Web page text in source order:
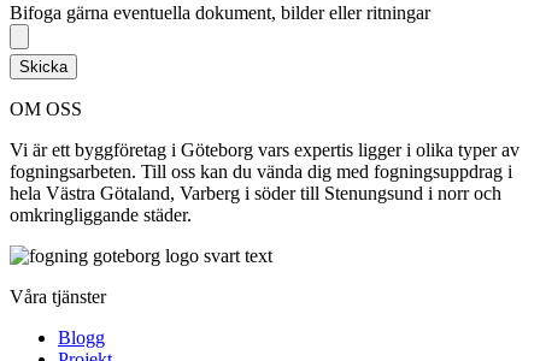
Bifoga gärna eventuella dokument, bilder eller ritningar
Skicka
OM OSS
Vi är ett byggföretag i Göteborg vars expertis ligger i olika typer av
fogningsarbeten. Till oss kan du vända dig med fogningsuppdrag i
hela Västra Götaland, Varberg i söder till Stenungsund i norr och
omkringliggande städer.
Våra tjänster
Blogg